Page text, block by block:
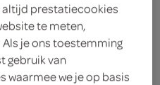
Knip Bruin
altijd prestatiecookies
te meten,
je ons toestemming
gebruik van
waarmee we je op basis